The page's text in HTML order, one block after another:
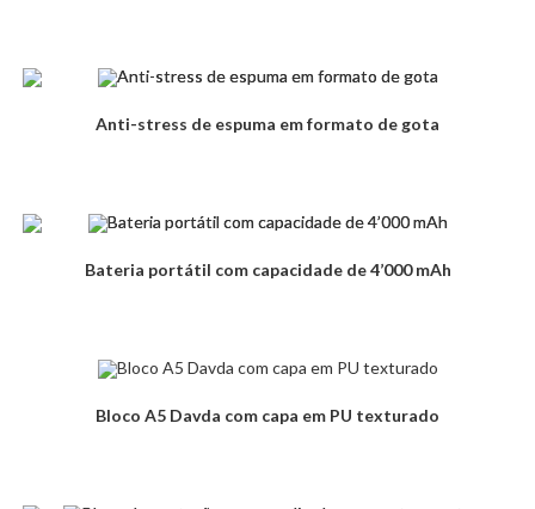
Anti-stress de espuma em formato de gota
Bateria portátil com capacidade de 4’000 mAh
Bloco A5 Davda com capa em PU texturado